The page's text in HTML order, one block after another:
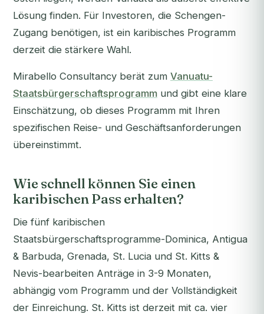
Lösung finden. Für Investoren, die Schengen-
Zugang benötigen, ist ein karibisches Programm
derzeit die stärkere Wahl.
Mirabello Consultancy berät zum Vanuatu-
Staatsbürgerschaftsprogramm und gibt eine klare
Einschätzung, ob dieses Programm mit Ihren
spezifischen Reise- und Geschäftsanforderungen
übereinstimmt.
Wie schnell können Sie einen
karibischen Pass erhalten?
Die fünf karibischen
Staatsbürgerschaftsprogramme-Dominica, Antigua
& Barbuda, Grenada, St. Lucia und St. Kitts &
Nevis-bearbeiten Anträge in 3-9 Monaten,
abhängig vom Programm und der Vollständigkeit
der Einreichung. St. Kitts ist derzeit mit ca. vier